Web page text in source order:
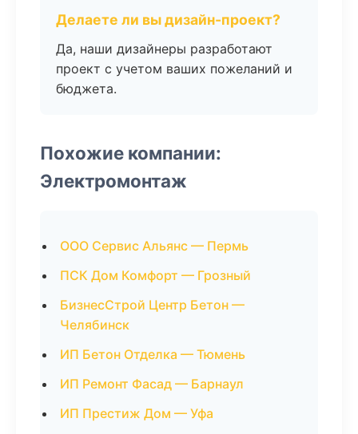
Делаете ли вы дизайн-проект?
Да, наши дизайнеры разработают
проект с учетом ваших пожеланий и
бюджета.
Похожие компании:
Электромонтаж
ООО Сервис Альянс — Пермь
ПСК Дом Комфорт — Грозный
БизнесСтрой Центр Бетон —
Челябинск
ИП Бетон Отделка — Тюмень
ИП Ремонт Фасад — Барнаул
ИП Престиж Дом — Уфа